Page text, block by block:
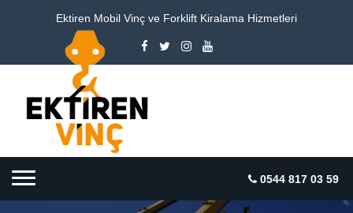
Ektiren Mobil Vinç ve Forklift Kiralama Hizmetleri
0544 817 03 59